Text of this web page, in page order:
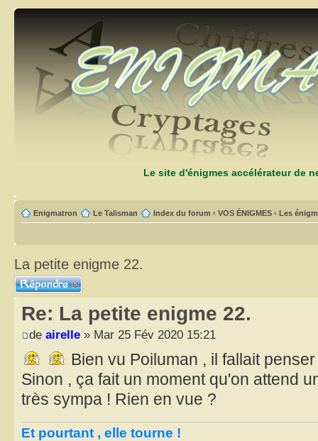
Le site d'énigmes accélérateur de
Enigmatron Le Talisman Index du forum ‹ VOS ÉNIGMES ‹ Les
La petite enigme 22.
Répondre
Re: La petite enigme 22.
de airelle » Mar 25 Fév 2020 15:21
Bien vu Poiluman , il fallait
Sinon , ça fait un moment qu'on attend
très sympa ! Rien en vue ?
Et pourtant , elle tourne !